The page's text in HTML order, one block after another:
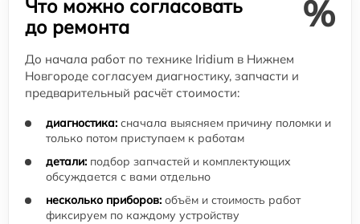
Что можно согласовать
до ремонта
%
До начала работ по технике Iridium в Нижнем
Новгороде согласуем диагностику, запчасти и
предварительный расчёт стоимости:
диагностика: сначала выясняем причину поломки и
только потом приступаем к работам
детали: подбор запчастей и комплектующих
обсуждается с вами отдельно
несколько приборов: объём и стоимость работ
фиксируем по каждому устройству